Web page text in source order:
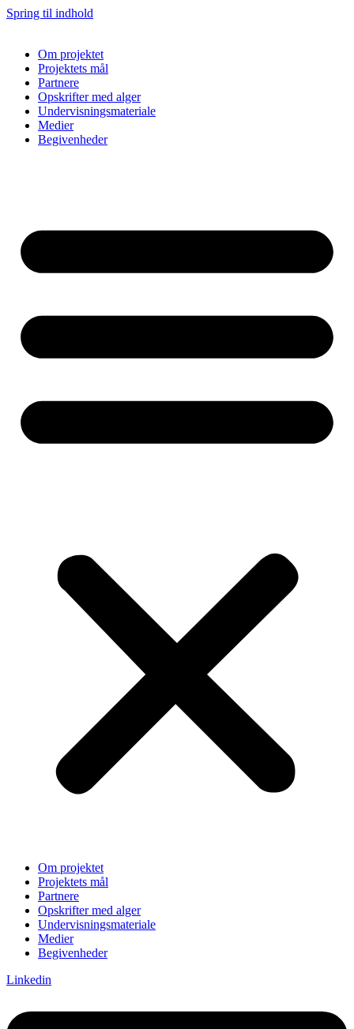
Spring til indhold
Om projektet
Projektets mål
Partnere
Opskrifter med alger
Undervisningsmateriale
Medier
Begivenheder
Om projektet
Projektets mål
Partnere
Opskrifter med alger
Undervisningsmateriale
Medier
Begivenheder
Linkedin